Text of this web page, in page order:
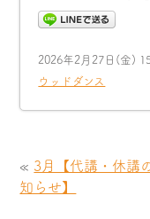
2026年2月27日(金)
ウッドダンス
« 3月【代講・休講
知らせ】